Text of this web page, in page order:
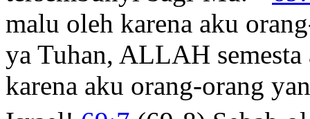
malu oleh karena aku
ya Tuhan, ALLAH
karena aku orang-orang